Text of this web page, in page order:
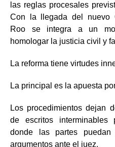
las reglas procesales
Con la llegada del nuevo
Roo se integra a un
homologar la justicia civil y
La reforma tiene virtudes
La principal es la apuesta
Los procedimientos dejan
de escritos interminables
donde las partes puedan
argumentos ante el juez.